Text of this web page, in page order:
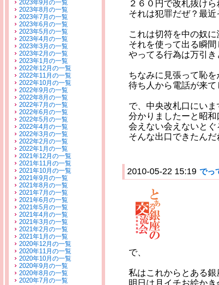
2023年9月の一覧
2023年8月の一覧
2023年7月の一覧
2023年6月の一覧
2023年5月の一覧
2023年4月の一覧
2023年3月の一覧
2023年2月の一覧
2023年1月の一覧
2022年12月の一覧
2022年11月の一覧
2022年10月の一覧
2022年9月の一覧
2022年8月の一覧
2022年7月の一覧
2022年6月の一覧
2022年5月の一覧
2022年4月の一覧
2022年3月の一覧
2022年2月の一覧
2022年1月の一覧
2021年12月の一覧
2021年11月の一覧
2021年10月の一覧
2021年9月の一覧
2021年8月の一覧
2021年7月の一覧
2021年6月の一覧
2021年5月の一覧
2021年4月の一覧
2021年3月の一覧
2021年2月の一覧
2021年1月の一覧
2020年12月の一覧
2020年11月の一覧
2020年10月の一覧
2020年9月の一覧
2020年8月の一覧
2020年7月の一覧
２６０円で改札抜け
それは犯罪だぜ？最
これは切符を中の奴
それを使って出る瞬
やってる行為は万引
ちなみに見張って恥
待ち人から電話が来
で、中央改札口にい
分かりましたーと昭
会えない会えないと
そんな出口できたん
2010-05-22 15:19 でっ
で、
私はこれからとある
明日は月イチお絵か